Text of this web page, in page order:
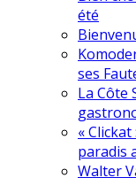
été
ses
La Côte
« Clickat
paradis
Walter